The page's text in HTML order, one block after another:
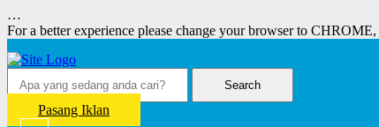
…
For a better experience please change your browser to
Search
Pasang Iklan